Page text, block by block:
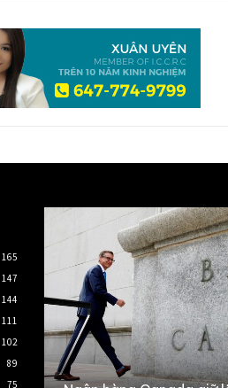
165
147
144
111
102
89
75